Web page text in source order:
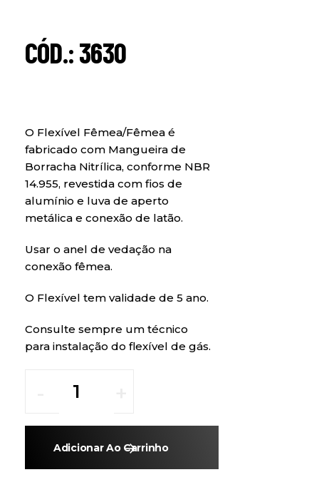
CÓD.: 3630
O Flexível Fêmea/Fêmea é
fabricado com Mangueira de
Borracha Nitrílica, conforme NBR
14.955, revestida com fios de
alumínio e luva de aperto
metálica e conexão de latão.
Usar o anel de vedação na
conexão fêmea.
O Flexível tem validade de 5 ano.
Consulte sempre um técnico
para instalação do flexível de gás.
Adicionar Ao Carrinho